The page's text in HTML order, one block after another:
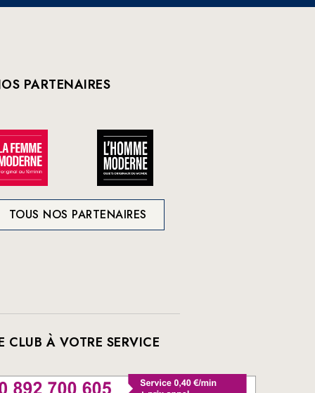
PARTENAIRES
TOUS NOS PARTENAIRES
CLUB À VOTRE SERVICE